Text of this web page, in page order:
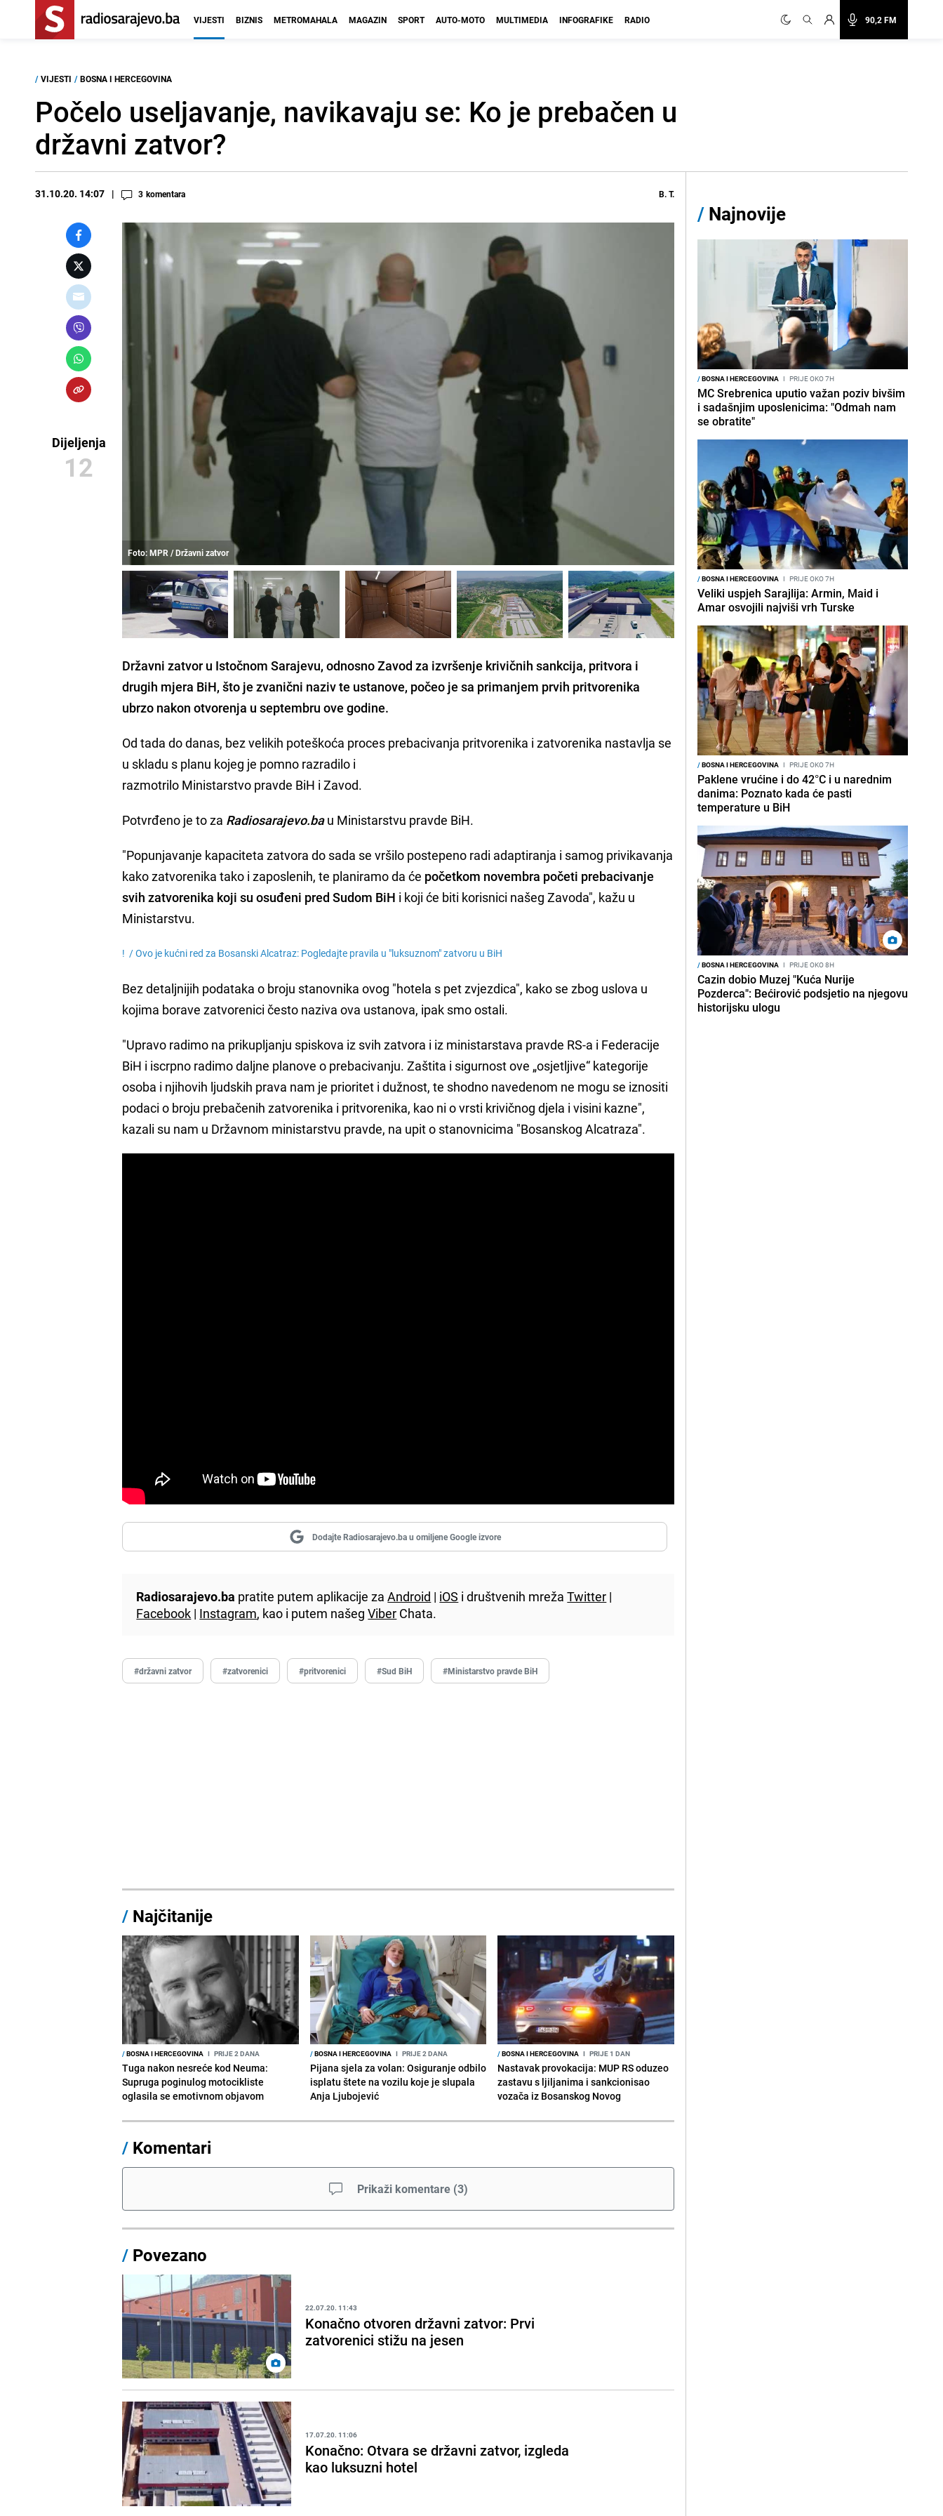
90,2 FM
VIJESTI BIZNIS METROMAHALA MAGAZIN SPORT AUTO-MOTO MULTIMEDIA INFOGRAFIKE RADIO
/ VIJESTI / BOSNA I HERCEGOVINA
Počelo useljavanje, navikavaju se: Ko je prebačen u
državni zatvor?
31.10.20. 14:07 3 komentara B. T.
Dijeljenja
12
Foto: MPR / Državni zatvor
Državni zatvor u Istočnom Sarajevu, odnosno Zavod za izvršenje krivičnih sankcija, pritvora i
drugih mjera BiH, što je zvanični naziv te ustanove, počeo je sa primanjem prvih pritvorenika
ubrzo nakon otvorenja u septembru ove godine.
Od tada do danas, bez velikih poteškoća proces prebacivanja pritvorenika i zatvorenika nastavlja se
u skladu s planu kojeg je pomno razradilo i
razmotrilo Ministarstvo pravde BiH i Zavod.
Potvrđeno je to za Radiosarajevo.bau Ministarstvu pravde BiH.
"Popunjavanje kapaciteta zatvora do sada se vršilo postepeno radi adaptiranja i samog privikavanja
kako zatvorenika tako i zaposlenih, te planiramo da će početkom novembra početi prebacivanje
svih zatvorenika koji su osuđeni pred Sudom BiH i koji će biti korisnici našeg Zavoda", kažu u
Ministarstvu.
! /Ovo je kućni red za Bosanski Alcatraz: Pogledajte pravila u "luksuznom" zatvoru u BiH
Bez detaljnijih podataka o broju stanovnika ovog "hotela s pet zvjezdica", kako se zbog uslova u
kojima borave zatvorenici često naziva ova ustanova, ipak smo ostali.
"Upravo radimo na prikupljanju spiskova iz svih zatvora i iz ministarstava pravde RS-a i Federacije
BiH i iscrpno radimo daljne planove o prebacivanju. Zaštita i sigurnost ove „osjetljive“ kategorije
osoba i njihovih ljudskih prava nam je prioritet i dužnost, te shodno navedenom ne mogu se iznositi
podaci o broju prebačenih zatvorenika i pritvorenika, kao ni o vrsti krivičnog djela i visini kazne",
kazali su nam u Državnom ministarstvu pravde, na upit o stanovnicima "Bosanskog Alcatraza".
Dodajte Radiosarajevo.ba u omiljene Google izvore
Radiosarajevo.ba pratite putem aplikacije zaAndroid | iOS i društvenih mrežaTwitter |
Facebook | Instagram, kao i putem našegViber Chata.
#državni zatvor #zatvorenici #pritvorenici #Sud BiH #Ministarstvo pravde BiH
/ Najčitanije
/BOSNA I HERCEGOVINA I PRIJE 2 DANA
Tuga nakon nesreće kod Neuma:
Supruga poginulog motocikliste
oglasila se emotivnom objavom
/BOSNA I HERCEGOVINA I PRIJE 2 DANA
Pijana sjela za volan: Osiguranje odbilo
isplatu štete na vozilu koje je slupala
Anja Ljubojević
/BOSNA I HERCEGOVINA I PRIJE 1 DAN
Nastavak provokacija: MUP RS oduzeo
zastavu s ljiljanima i sankcionisao
vozača iz Bosanskog Novog
/ Komentari
Prikaži komentare (3)
/ Povezano
22.07.20. 11:43
Konačno otvoren državni zatvor: Prvi
zatvorenici stižu na jesen
17.07.20. 11:06
Konačno: Otvara se državni zatvor, izgleda
kao luksuzni hotel
/ Najnovije
/BOSNA I HERCEGOVINA I PRIJE OKO 7H
MC Srebrenica uputio važan poziv bivšim
i sadašnjim uposlenicima: "Odmah nam
se obratite"
/BOSNA I HERCEGOVINA I PRIJE OKO 7H
Veliki uspjeh Sarajlija: Armin, Maid i
Amar osvojili najviši vrh Turske
/BOSNA I HERCEGOVINA I PRIJE OKO 7H
Paklene vrućine i do 42°C i u narednim
danima: Poznato kada će pasti
temperature u BiH
/BOSNA I HERCEGOVINA I PRIJE OKO 8H
Cazin dobio Muzej "Kuća Nurije
Pozderca": Bećirović podsjetio na njegovu
historijsku ulogu